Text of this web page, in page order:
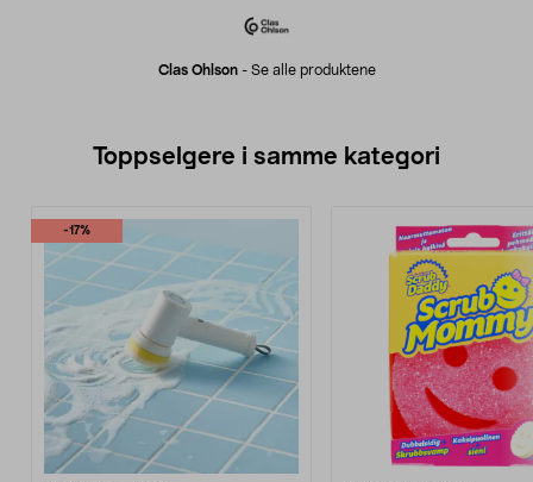
Clas Ohlson- Se alle produktene
Toppselgere i samme kategori
-17%